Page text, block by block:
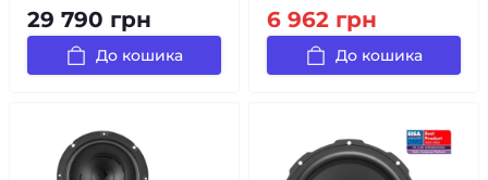
29 790 грн
До кошика
6 962 грн
До кошика